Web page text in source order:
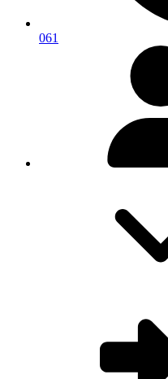
061